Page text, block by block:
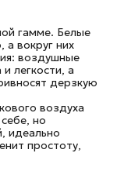
гамме. Белые
вокруг них
воздушные
легкости, а
дерзкую
воздуха
но
идеально
простоту,